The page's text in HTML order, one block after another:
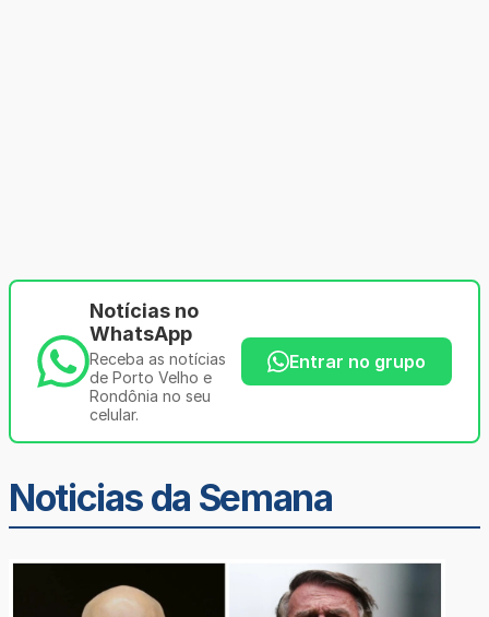
Notícias no
WhatsApp
Receba as notícias
de Porto Velho e
Rondônia no seu
celular.
Entrar no grupo
Noticias da Semana